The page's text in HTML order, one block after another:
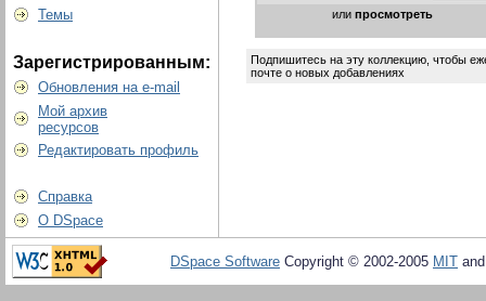
Темы
Зарегистрированным:
Обновления на e-mail
Мой архив
ресурсов
Редактировать профиль
Справка
О DSpace
или просмотреть
Подпишитесь на эту коллекцию, чтобы
почте о новых добавлениях
DSpace Software Copyright © 2002-2005 MIT